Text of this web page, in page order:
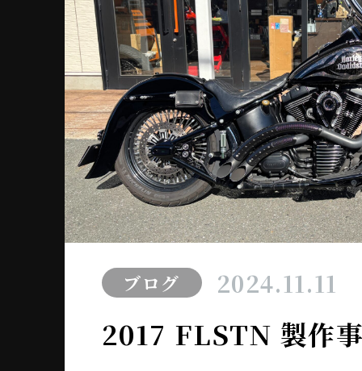
ブログ 2024.11.11
2017 FLSTN 製作